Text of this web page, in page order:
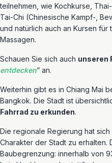
teilnehmen, wie Kochkurse,
Tai-Chi (Chinesische Kampf-,
und natürlich auch an Kursen für
Massagen.
Schauen Sie sich auch unseren
entdecken“ an.
Weiterhin gibt es in Chiang Mai
Bangkok. Die Stadt ist
Fahrrad zu erkunden.
Die regionale Regierung hat
Charakter der Stadt zu erhalten.
Baubegrenzung: innerhalb von